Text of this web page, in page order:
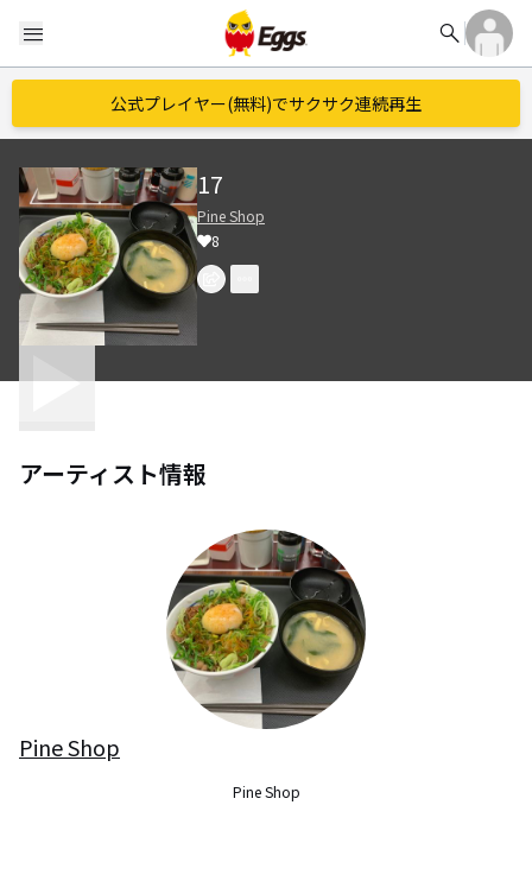
menu search
公式プレイヤー(無料)でサクサク連続再生
17
Pine Shop
8
アーティスト情報
Pine Shop
Pine Shop